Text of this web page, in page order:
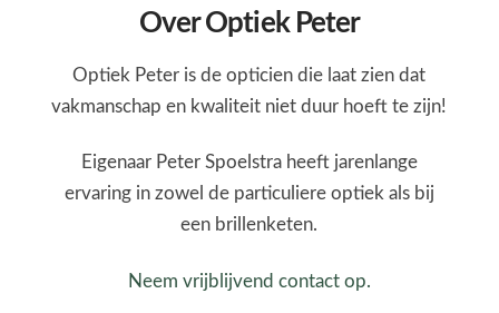
Over Optiek Peter
Optiek Peter is de opticien die laat zien dat
vakmanschap en kwaliteit niet duur hoeft te zijn!
Eigenaar Peter Spoelstra heeft jarenlange
ervaring in zowel de particuliere optiek als bij
een brillenketen.
Neem vrijblijvend contact op.